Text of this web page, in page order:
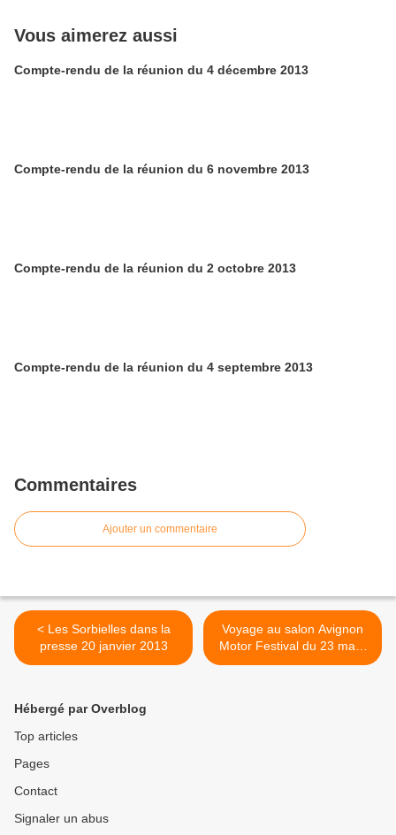
Vous aimerez aussi
Compte-rendu de la réunion du 4 décembre 2013
Compte-rendu de la réunion du 6 novembre 2013
Compte-rendu de la réunion du 2 octobre 2013
Compte-rendu de la réunion du 4 septembre 2013
Commentaires
Ajouter un commentaire
< Les Sorbielles dans la
presse 20 janvier 2013
Voyage au salon Avignon
Motor Festival du 23 mars
2013 >
Hébergé par Overblog
Top articles
Pages
Contact
Signaler un abus